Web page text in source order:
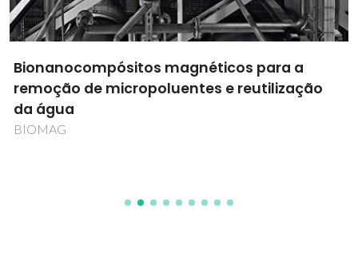
Bionanocompósitos magnéticos para a
remoção de micropoluentes e reutilização
da água
BIOMAG